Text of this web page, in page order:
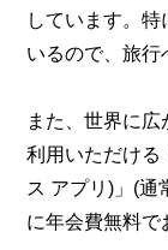
しています。
いるので、旅行
また、世界に
利用いただける
ス アプリ)」(通
に年会費無料